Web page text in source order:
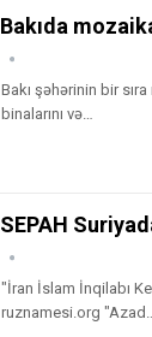
Bakıda
Bakı şəhərinin bir
binalarını və…
SEPAH
"İran İslam İnqilabı
ruznamesi.org